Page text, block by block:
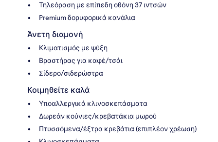
Τηλεόραση με επίπεδη οθόνη 37 ιντσών
Premium δορυφορικά κανάλια
Άνετη διαμονή
Κλιματισμός με ψύξη
Βραστήρας για καφέ/τσάι
Σίδερο/σιδερώστρα
Κοιμηθείτε καλά
Υποαλλεργικά κλινοσκεπάσματα
Δωρεάν κούνιες/κρεβατάκια μωρού
Πτυσσόμενα/έξτρα κρεβάτια (επιπλέον χρέωση)